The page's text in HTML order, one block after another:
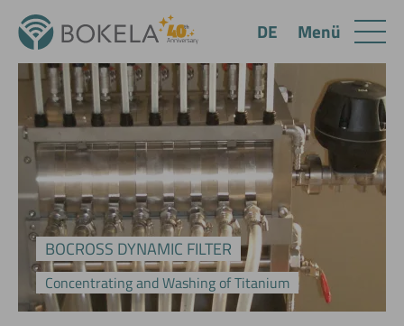
BOCROSS DYNAMIC FILTER
Concentrating and Washing of Titanium
Menü
DE